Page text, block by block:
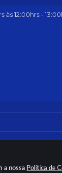
a nossa Política de
às 12:00hrs -
Dados Abertos